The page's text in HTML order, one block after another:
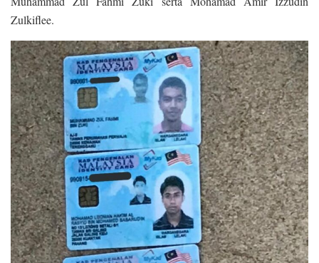
Zulkiflee.